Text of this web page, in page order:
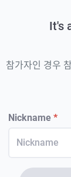
It's
참가자인 경우
Nickname *